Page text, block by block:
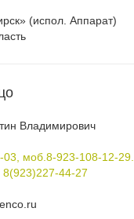
(испол. Аппарат)
Владимирович
03, моб.8-923-108-12-29.
8(923)227-44-27